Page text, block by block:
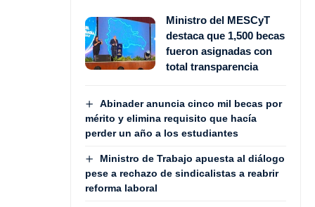
Ministro del MESCyT
destaca que 1,500 becas
fueron asignadas con
total transparencia
Abinader anuncia cinco mil becas por
mérito y elimina requisito que hacía
perder un año a los estudiantes
Ministro de Trabajo apuesta al diálogo
pese a rechazo de sindicalistas a reabrir
reforma laboral